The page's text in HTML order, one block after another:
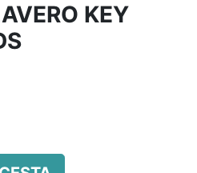
KEY